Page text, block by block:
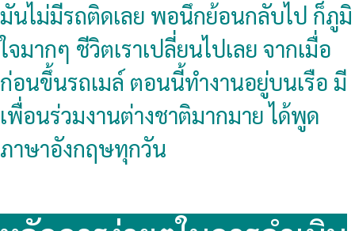
มันไม่มีรถติดเลย พอนึกย้อนกลับไป ก็ภูมิ
ใจมากๆ ชีวิตเราเปลี่ยนไปเลย จากเมื่อ
ก่อนขึ้นรถเมล์ ตอนนี้ทำงานอยู่บนเรือ มี
เพื่อนร่วมงานต่างชาติมากมาย ได้พูด
ภาษาอังกฤษทุกวัน